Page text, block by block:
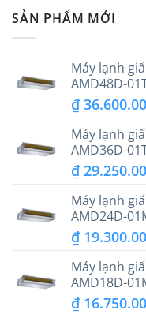
SẢN PHẨM MỚI
Máy lạnh
AMD48D-
₫
Máy lạnh
AMD36D-
₫
Máy lạnh
AMD24D-
₫
Máy lạnh
AMD18D-
₫